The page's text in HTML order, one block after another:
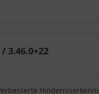
3.46.0+22